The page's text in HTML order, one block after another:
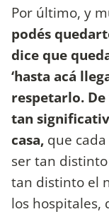
Por último, y
podés
dice que
‘hasta acá
respetarlo.
tan
casa, que
ser tan
tan distinto el
los hospitales,